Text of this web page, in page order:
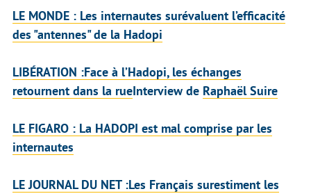
LE MONDE : Les internautes surévaluent l’efficacité
des "antennes" de la Hadopi
LIBÉRATION :Face à l’Hadopi, les échanges
retournent dans la rue Interview de Raphaël Suire
LE FIGARO : La HADOPI est mal comprise par les
internautes
LE JOURNAL DU NET:Les Français surestiment les